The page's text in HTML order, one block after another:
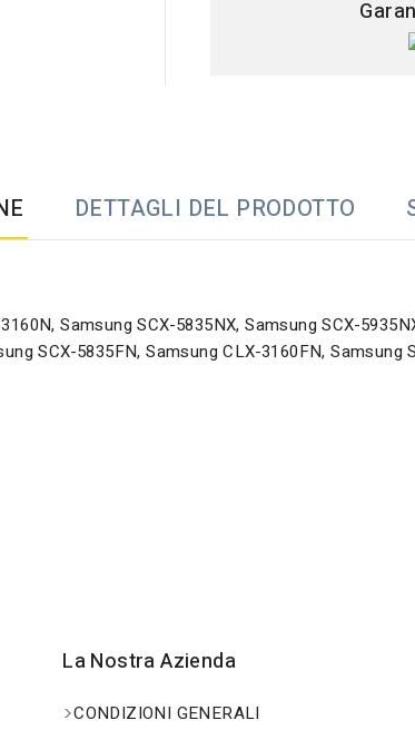
DETTAGLI DEL PRODOTTO
Samsung SCX-5835NX, Samsung SCX-
SCX-5835FN, Samsung CLX-3160FN, Samsung
La Nostra Azienda
CONDIZIONI GENERALI